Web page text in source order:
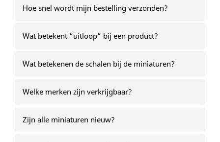
Hoe snel wordt mijn bestelling verzonden?
Wat betekent “uitloop” bij een product?
Wat betekenen de schalen bij de miniaturen?
Welke merken zijn verkrijgbaar?
Zijn alle miniaturen nieuw?